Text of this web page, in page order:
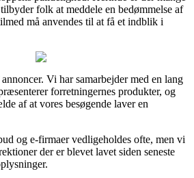
folk at meddele en bedømmelse af
må anvendes til at få et indblik i
Vi har samarbejder med en lang
forretningernes produkter, og
af at vores besøgende laver en
og e-firmaer vedligeholdes ofte, men vi
der er blevet lavet siden seneste